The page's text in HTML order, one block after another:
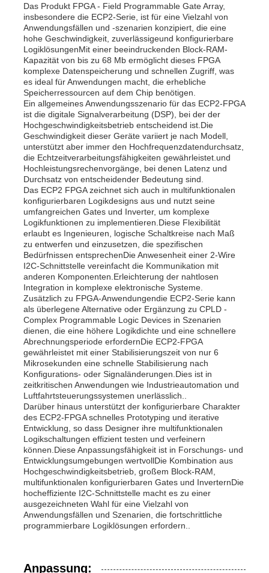
Halbleiterrelais
Kommunikations-Antenne
Stecker
Power Management Chip
Das Produkt FPGA - Field Programmable Gate Array,
insbesondere die ECP2-Serie, ist für eine Vielzahl von
Anwendungsfällen und -szenarien konzipiert, die eine
hohe Geschwindigkeit, zuverlässigeund konfigurierbare
LogiklösungenMit einer beeindruckenden Block-RAM-
Kapazität von bis zu 68 Mb ermöglicht dieses FPGA
komplexe Datenspeicherung und schnellen Zugriff, was
es ideal für Anwendungen macht, die erhebliche
Speicherressourcen auf dem Chip benötigen.
Ein allgemeines Anwendungsszenario für das ECP2-FPGA
ist die digitale Signalverarbeitung (DSP), bei der der
Hochgeschwindigkeitsbetrieb entscheidend ist.Die
Geschwindigkeit dieser Geräte variiert je nach Modell,
unterstützt aber immer den Hochfrequenzdatendurchsatz,
die Echtzeitverarbeitungsfähigkeiten gewährleistet.und
Hochleistungsrechenvorgänge, bei denen Latenz und
Durchsatz von entscheidender Bedeutung sind.
Das ECP2 FPGA zeichnet sich auch in multifunktionalen
konfigurierbaren Logikdesigns aus und nutzt seine
umfangreichen Gates und Inverter, um komplexe
Logikfunktionen zu implementieren.Diese Flexibilität
erlaubt es Ingenieuren, logische Schaltkreise nach Maß
zu entwerfen und einzusetzen, die spezifischen
Bedürfnissen entsprechenDie Anwesenheit einer 2-Wire
I2C-Schnittstelle vereinfacht die Kommunikation mit
anderen Komponenten.Erleichterung der nahtlosen
Integration in komplexe elektronische Systeme.
Zusätzlich zu FPGA-Anwendungendie ECP2-Serie kann
als überlegene Alternative oder Ergänzung zu CPLD -
Complex Programmable Logic Devices in Szenarien
dienen, die eine höhere Logikdichte und eine schnellere
Abrechnungsperiode erfordernDie ECP2-FPGA
gewährleistet mit einer Stabilisierungszeit von nur 6
Mikrosekunden eine schnelle Stabilisierung nach
Konfigurations- oder Signaländerungen.Dies ist in
zeitkritischen Anwendungen wie Industrieautomation und
Luftfahrtsteuerungssystemen unerlässlich..
Darüber hinaus unterstützt der konfigurierbare Charakter
des ECP2-FPGA schnelles Prototyping und iterative
Entwicklung, so dass Designer ihre multifunktionalen
Logikschaltungen effizient testen und verfeinern
können.Diese Anpassungsfähigkeit ist in Forschungs- und
Entwicklungsumgebungen wertvollDie Kombination aus
Hochgeschwindigkeitsbetrieb, großem Block-RAM,
multifunktionalen konfigurierbaren Gates und InverternDie
hocheffiziente I2C-Schnittstelle macht es zu einer
ausgezeichneten Wahl für eine Vielzahl von
Anwendungsfällen und Szenarien, die fortschrittliche
programmierbare Logiklösungen erfordern..
Anpassung: